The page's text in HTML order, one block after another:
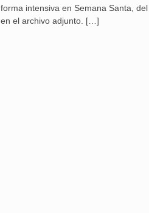
forma intensiva en Semana Santa,
en el archivo adjunto. […]